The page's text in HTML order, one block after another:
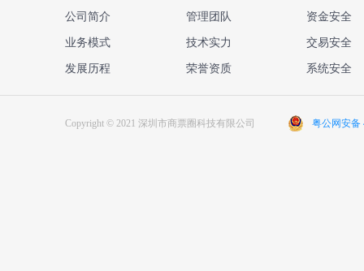
公司简介
业务模式
发展历程
管理团队
技术实力
荣誉资质
资金安全
交易安全
系统安全
Copyright © 2021 深圳市商票圈科技有限公司 粤公网安备